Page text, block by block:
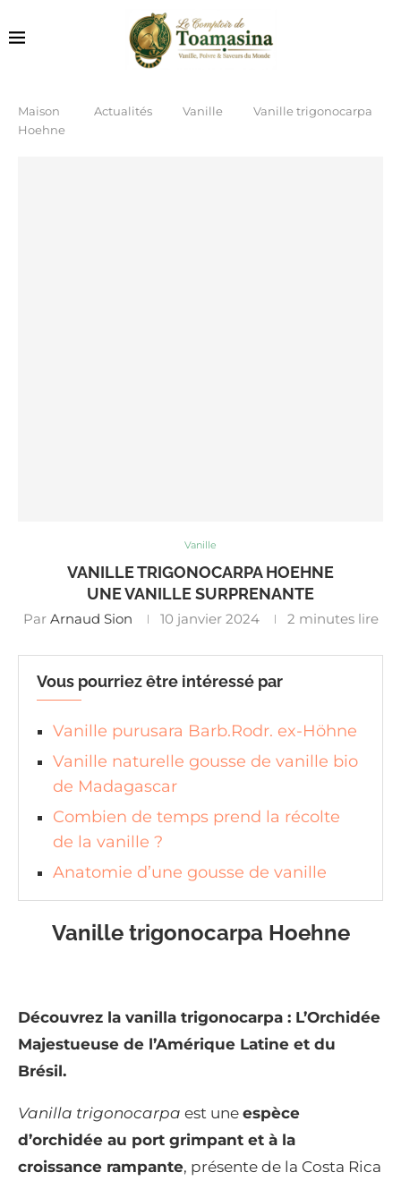
Maison Actualités Vanille
Vanille trigonocarpa
Hoehne
Vanille
VANILLE TRIGONOCARPA HOEHNE
UNE VANILLE SURPRENANTE
Par Arnaud Sion 10 janvier 2024 2 minutes lire
Vous pourriez être intéressé par
Vanille purusara Barb.Rodr. ex-Höhne
Vanille naturelle gousse de vanille bio
de Madagascar
Combien de temps prend la récolte
de la vanille ?
Anatomie d’une gousse de vanille
Vanille trigonocarpa Hoehne
Découvrez la vanilla trigonocarpa : L’Orchidée
Majestueuse de l’Amérique Latine et du
Brésil.
Vanilla trigonocarpa est une espèce
d’orchidée au port grimpant et à la
croissance rampante, présente de la Costa Rica